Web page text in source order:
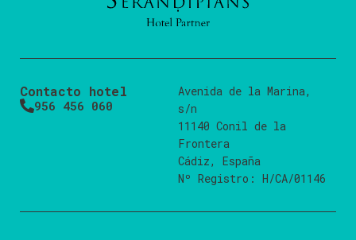
Contacto hotel
956 456 060
Avenida de la Marina,
s/n
11140 Conil de la
Frontera
Cádiz, España
Nº Registro: H/CA/01146